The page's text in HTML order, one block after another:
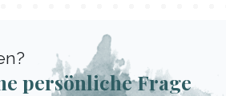
persönliche Frage